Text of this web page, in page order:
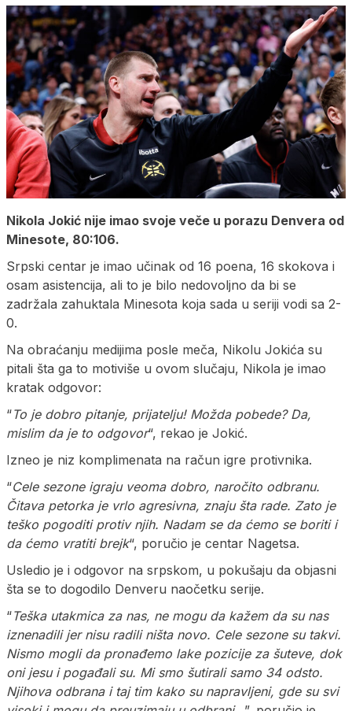
Nikola Jokić nije imao svoje veče u porazu Denvera od
Minesote, 80:106.
Srpski centar je imao učinak od 16 poena, 16 skokova i
osam asistencija, ali to je bilo nedovoljno da bi se
zadržala zahuktala Minesota koja sada u seriji vodi sa 2-
0.
Na obraćanju medijima posle meča, Nikolu Jokića su
pitali šta ga to motiviše u ovom slučaju, Nikola je imao
kratak odgovor:
“To je dobro pitanje, prijatelju! Možda pobede? Da,
mislim da je to odgovor“, rekao je Jokić.
Izneo je niz komplimenata na račun igre protivnika.
“Cele sezone igraju veoma dobro, naročito odbranu.
Čitava petorka je vrlo agresivna, znaju šta rade. Zato je
teško pogoditi protiv njih. Nadam se da ćemo se boriti i
da ćemo vratiti brejk“, poručio je centar Nagetsa.
Usledio je i odgovor na srpskom, u pokušaju da objasni
šta se to dogodilo Denveru naočetku serije.
“Teška utakmica za nas, ne mogu da kažem da su nas
iznenadili jer nisu radili ništa novo. Cele sezone su takvi.
Nismo mogli da pronađemo lake pozicije za šuteve, dok
oni jesu i pogađali su. Mi smo šutirali samo 34 odsto.
Njihova odbrana i taj tim kako su napravljeni, gde su svi